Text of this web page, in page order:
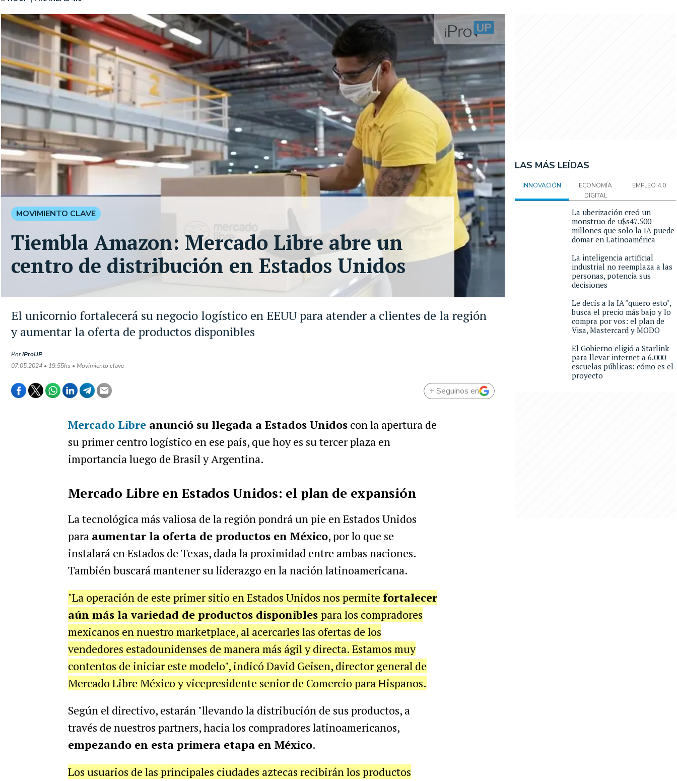
El unicornio fortalecerá su negocio logístico en EEUU para atender a clientes de la región
y aumentar la oferta de productos disponibles
PoriProUP
07.05.2024 • 19:55hs • Movimiento clave
MOVIMIENTO CLAVE
Tiembla Amazon: Mercado Libre abre un
centro de distribución en Estados Unidos
+ Seguinos en
Mercado Libreanunció su llegada a Estados Unidoscon la apertura de
su primer centro logístico en ese país, que hoy es su tercer plaza en
importancia luego de Brasil y Argentina.
Mercado Libre en Estados Unidos: el plan de expansión
La tecnológica más valiosa de la región pondrá un pie en Estados Unidos
para aumentar la oferta de productos en México, por lo que se
instalará en Estados de Texas, dada la proximidad entre ambas naciones.
También buscará mantener su liderazgo en la nación latinoamericana.
"La operación de este primer sitio en Estados Unidos nos permite fortalecer
aún más la variedad de productos disponibles para los compradores
mexicanos en nuestro marketplace, al acercarles las ofertas de los
vendedores estadounidenses de manera más ágil y directa. Estamos muy
contentos de iniciar este modelo", indicó David Geisen, director general de
Mercado Libre México y vicepresidente senior de Comercio para Hispanos.
Según el directivo, estarán "llevando la distribución de sus productos, a
través de nuestros partners, hacia los compradores latinoamericanos,
empezando en esta primera etapa en México.
Los usuarios de las principales ciudades aztecas recibirán los productos
LAS MÁS LEÍDAS
INNOVACIÓN
ECONOMÍA
DIGITAL
EMPLEO 4.0
La uberización creó un
monstruo de u$s47.500
millones que solo la IA puede
domar en Latinoamérica
La inteligencia artificial
industrial no reemplaza a las
personas, potencia sus
decisiones
Le decís a la IA "quiero esto",
busca el precio más bajo y lo
compra por vos: el plan de
Visa, Mastercard y MODO
El Gobierno eligió a Starlink
para llevar internet a 6.000
escuelas públicas: cómo es el
proyecto